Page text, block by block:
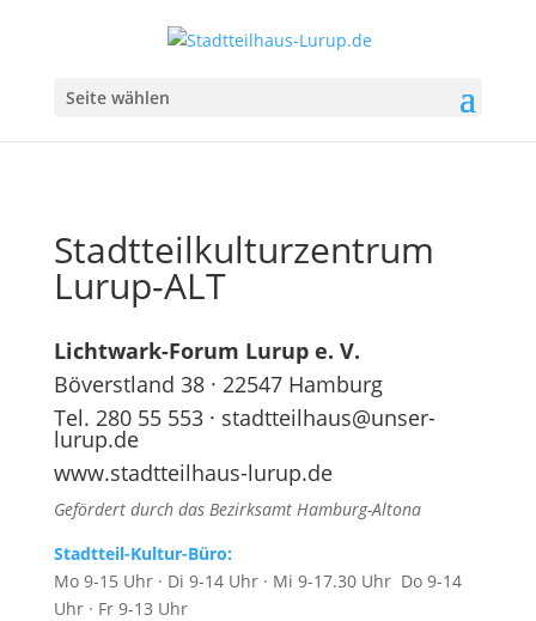
Seite wählen
Stadtteilkulturzentrum
Lurup-ALT
Lichtwark-Forum Lurup e. V.
Böverstland 38 · 22547 Hamburg
Tel. 280 55 553 · stadtteilhaus@unser-
lurup.de
www.stadtteilhaus-lurup.de
Gefördert durch das Bezirksamt Hamburg-Altona
Stadtteil-Kultur-Büro:
Mo 9-15 Uhr · Di 9-14 Uhr · Mi 9-17.30 Uhr Do 9-14
Uhr · Fr 9-13 Uhr